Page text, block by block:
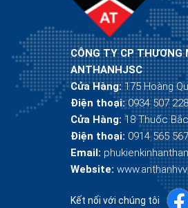
CÔNG TY CP THƯƠNG
ANTHANHJSC
Cửa Hàng:175 Hoàng
Điện thoại:0934 507
Cửa Hàng: 18 Thuốc
Điện thoại: 0914 565
Email:
Website:
Kết nối với chúng tôi